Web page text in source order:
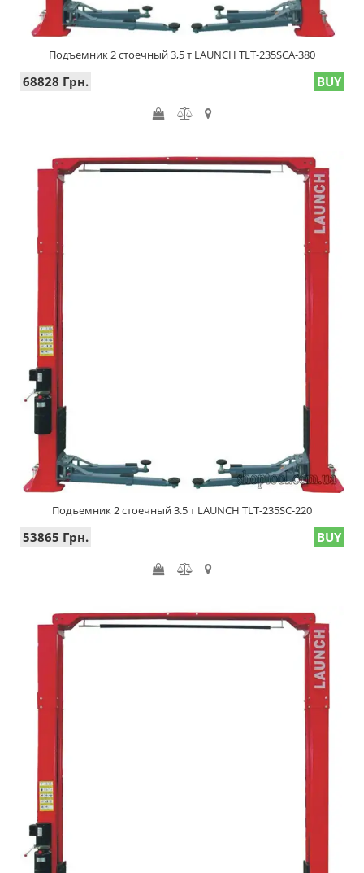
Подъемник 2 стоечный 3,5 т LAUNCH TLT-235SCA-380
68828 Грн. BUY
Подъемник 2 стоечный 3.5 т LAUNCH TLT-235SC-220
53865 Грн. BUY